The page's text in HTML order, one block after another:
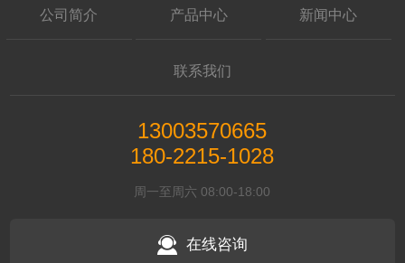
公司简介 产品中心 新闻中心
联系我们
13003570665
180-2215-1028
周一至周六 08:00-18:00
在线咨询